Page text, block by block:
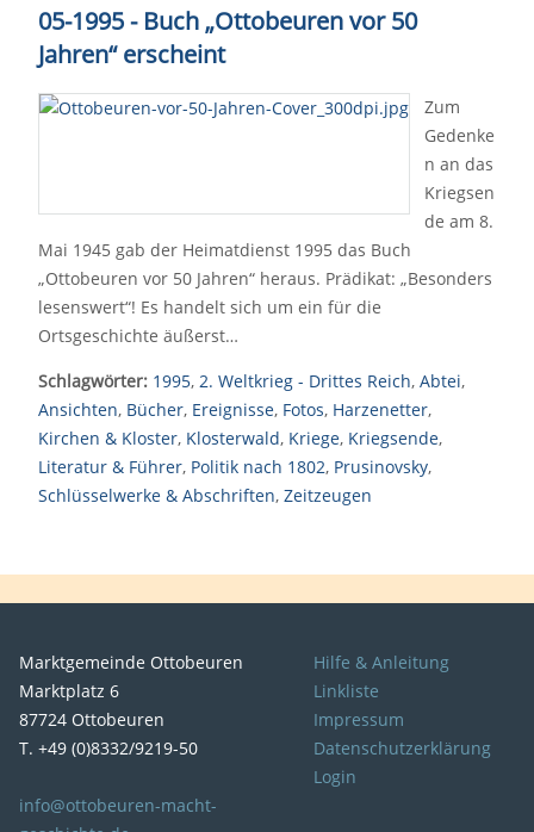
05-1995 - Buch „Ottobeuren vor 50
Jahren“ erscheint
Zum
Gedenke
n an das
Kriegsen
de am 8.
Mai 1945 gab der Heimatdienst 1995 das Buch
„Ottobeuren vor 50 Jahren“ heraus. Prädikat: „Besonders
lesenswert“! Es handelt sich um ein für die
Ortsgeschichte äußerst…
Schlagwörter: 1995, 2. Weltkrieg - Drittes Reich, Abtei,
Ansichten, Bücher, Ereignisse, Fotos, Harzenetter,
Kirchen & Kloster, Klosterwald, Kriege, Kriegsende,
Literatur & Führer, Politik nach 1802, Prusinovsky,
Schlüsselwerke & Abschriften, Zeitzeugen
Marktgemeinde Ottobeuren
Marktplatz 6
87724 Ottobeuren
T. +49 (0)8332/9219-50
info@ottobeuren-macht-
Hilfe & Anleitung
Linkliste
Impressum
Datenschutzerklärung
Login